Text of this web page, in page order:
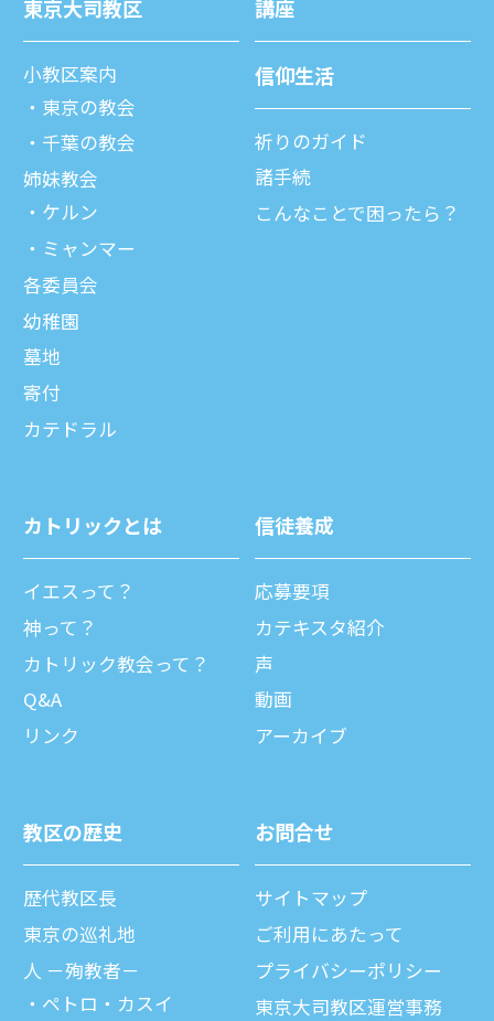
東京⼤司教区
⼩教区案内
東京の教会
千葉の教会
姉妹教会
ケルン
ミャンマー
各委員会
幼稚園
墓地
寄付
カテドラル
講座
信仰⽣活
祈りのガイド
諸⼿続
こんなことで困ったら？
カトリックとは
イエスって？
神って？
カトリック教会って？
Q&A
リンク
信徒養成
応募要項
カテキスタ紹介
声
動画
アーカイブ
教区の歴史
歴代教区⻑
東京の巡礼地
⼈ －殉教者－
ペトロ・カスイ
お問合せ
サイトマップ
ご利⽤にあたって
プライバシーポリシー
東京大司教区運営事務